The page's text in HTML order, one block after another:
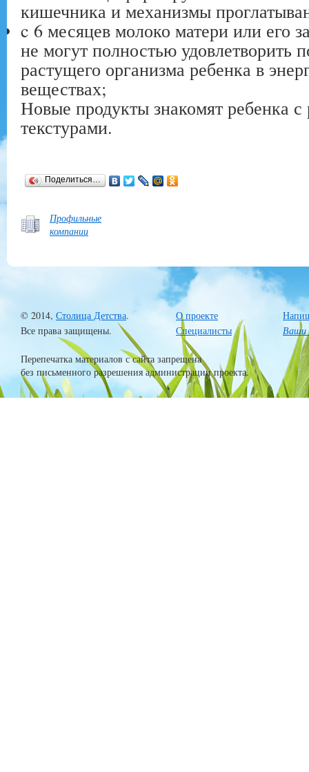
кишечника и механизмы
c 6 месяцев молоко матери или его
не могут полностью удовлетворить
растущего организма ребенка в
веществах;
Новые продукты знакомят ребенка
текстурами.
Поделиться…
Профильные
компании
© 2014, Столица Детства.
Все права защищены.
О проекте
Специалисты
Ваши
Перепечатка материалов с сайта запрещена
без письменного разрешения администрации проекта.